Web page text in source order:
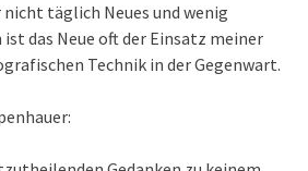
täglich Neues und wenig
das Neue oft der Einsatz meiner
Technik in der Gegenwart.